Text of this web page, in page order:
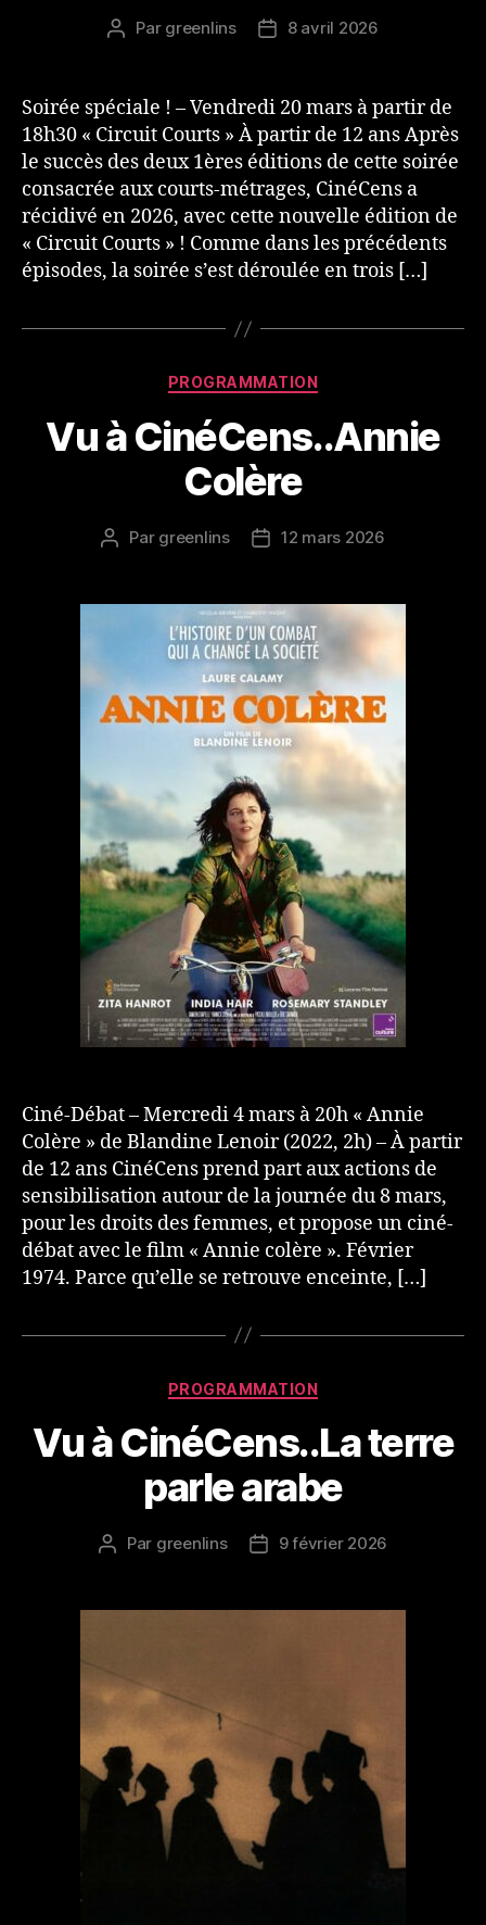
Auteur
Par greenlins
Date8 avril 2026
Soirée spéciale ! – Vendredi 20 mars à partir de
18h30 « Circuit Courts » À partir de 12 ans Après
le succès des deux 1ères éditions de cette soirée
consacrée aux courts-métrages, CinéCens a
récidivé en 2026, avec cette nouvelle édition de
« Circuit Courts » ! Comme dans les précédents
épisodes, la soirée s’est déroulée en trois […]
Catégories
PROGRAMMATION
Vu à CinéCens..Annie
Colère
Auteur
Par greenlins
Date12 mars 2026
Ciné-Débat – Mercredi 4 mars à 20h « Annie
Colère » de Blandine Lenoir (2022, 2h) – À partir
de 12 ans CinéCens prend part aux actions de
sensibilisation autour de la journée du 8 mars,
pour les droits des femmes, et propose un ciné-
débat avec le film « Annie colère ». Février
1974. Parce qu’elle se retrouve enceinte, […]
Catégories
PROGRAMMATION
Vu à CinéCens..La terre
parle arabe
Auteur
Par greenlins
Date9 février 2026